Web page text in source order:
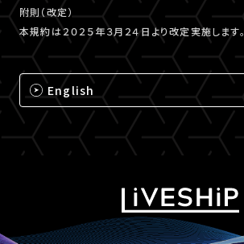
附則（改定）
本規約は２０２５年３月２４日より改定実施します。
English